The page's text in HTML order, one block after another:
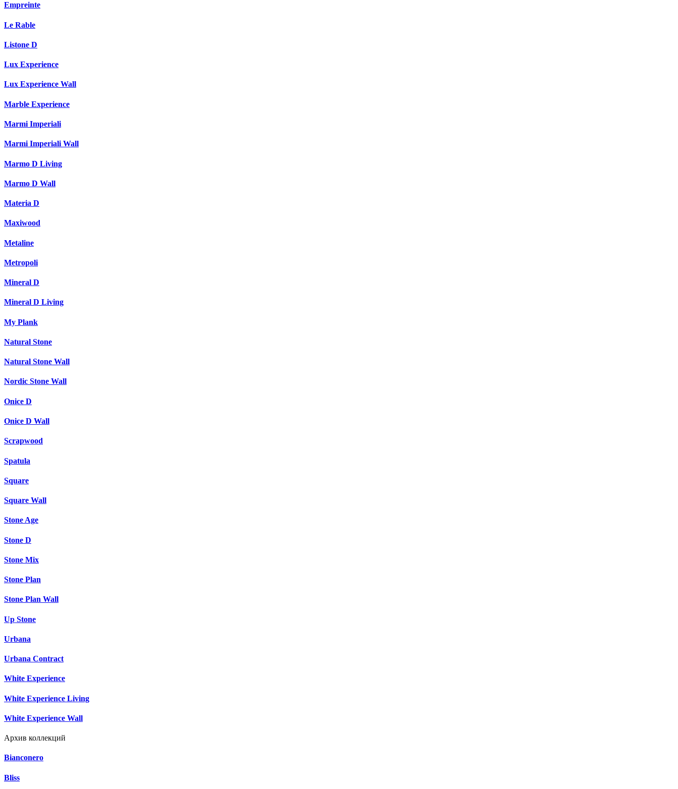
Empreinte
Le Rable
Listone D
Lux Experience
Lux Experience Wall
Marble Experience
Marmi Imperiali
Marmi Imperiali Wall
Marmo D Living
Marmo D Wall
Materia D
Maxiwood
Metaline
Metropoli
Mineral D
Mineral D Living
My Plank
Natural Stone
Natural Stone Wall
Nordic Stone Wall
Onice D
Onice D Wall
Scrapwood
Spatula
Square
Square Wall
Stone Age
Stone D
Stone Mix
Stone Plan
Stone Plan Wall
Up Stone
Urbana
Urbana Contract
White Experience
White Experience Living
White Experience Wall
Архив коллекций
Bianconero
Bliss